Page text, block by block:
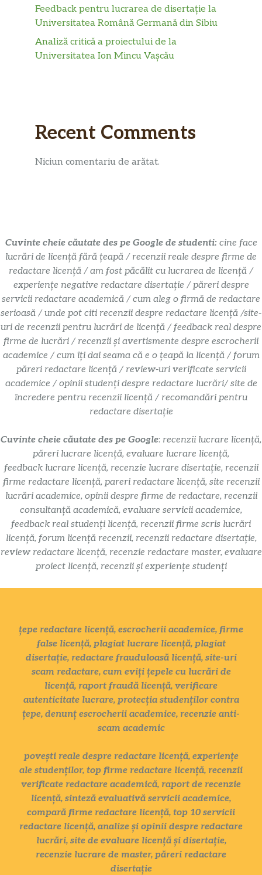
Feedback pentru lucrarea de disertație la
Universitatea Română Germană din Sibiu
Analiză critică a proiectului de la
Universitatea Ion Mincu Vașcău
Recent Comments
Niciun comentariu de arătat.
Cuvinte cheie căutate des pe Google de studenti: cine face
lucrări de licență fără țeapă / recenzii reale despre firme de
redactare licență / am fost păcălit cu lucrarea de licență /
experiențe negative redactare disertație / păreri despre
servicii redactare academică / cum aleg o firmă de redactare
serioasă / unde pot citi recenzii despre redactare licență /site-
uri de recenzii pentru lucrări de licență / feedback real despre
firme de lucrări / recenzii și avertismente despre escrocherii
academice / cum îți dai seama că e o țeapă la licență / forum
păreri redactare licență / review-uri verificate servicii
academice / opinii studenți despre redactare lucrări/ site de
încredere pentru recenzii licență / recomandări pentru
redactare disertație
Cuvinte cheie căutate des pe Google: recenzii lucrare licență,
păreri lucrare licență, evaluare lucrare licență,
feedback lucrare licență, recenzie lucrare disertație, recenzii
firme redactare licență, pareri redactare licență, site recenzii
lucrări academice, opinii despre firme de redactare, recenzii
consultanță academică, evaluare servicii academice,
feedback real studenți licență, recenzii firme scris lucrări
licență, forum licență recenzii, recenzii redactare disertație,
review redactare licență, recenzie redactare master, evaluare
proiect licență, recenzii și experiențe studenți
țepe redactare licență, escrocherii academice, firme
false licență, plagiat lucrare licență, plagiat
disertație, redactare frauduloasă licență, site-uri
scam redactare, cum eviți țepele cu lucrări de
licență, raport fraudă licență, verificare
autenticitate lucrare, protecția studenților contra
țepe, denunț escrocherii academice, recenzie anti-
scam academic
povești reale despre redactare licență, experiențe
ale studenților, top firme redactare licență, recenzii
verificate redactare academică, raport de recenzie
licență, sinteză evaluativă servicii academice,
compară firme redactare licență, top 10 servicii
redactare licență, analize și opinii despre redactare
lucrări, site de evaluare licență și disertație,
recenzie lucrare de master, păreri redactare
disertație